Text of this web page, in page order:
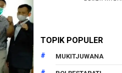
TOPIK POPULER
MUKITJUWANA